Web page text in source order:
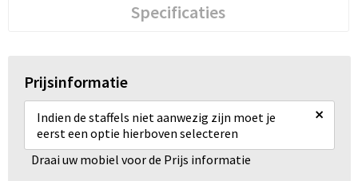
Specificaties
Prijsinformatie
Indien de staffels niet aanwezig zijn moet je
eerst een optie hierboven selecteren
×
Draai uw mobiel voor de Prijs informatie